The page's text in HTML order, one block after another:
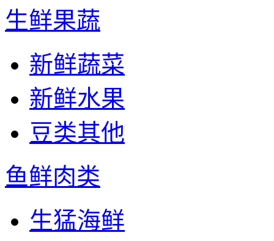
生鲜果蔬
新鲜蔬菜
新鲜水果
豆类其他
鱼鲜肉类
生猛海鲜